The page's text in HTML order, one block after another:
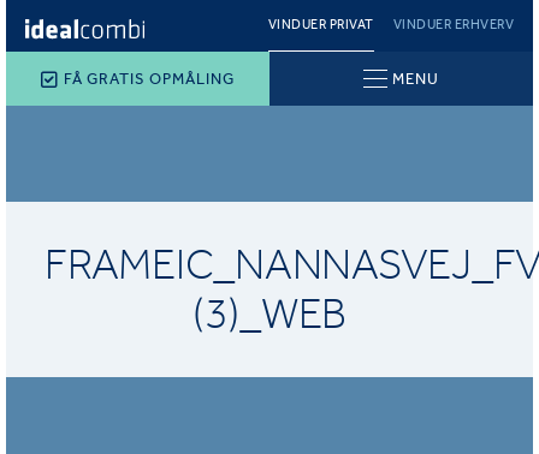
VINDUER PRIVAT VINDUER ERHVERV
FÅ GRATIS OPMÅLING MENU
(3)_WEB